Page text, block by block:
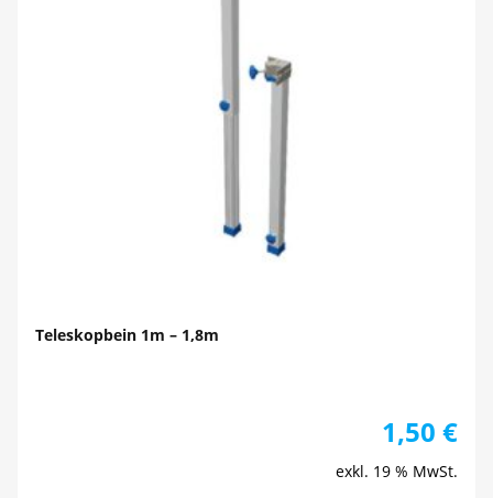
Teleskopbein 1m – 1,8m
1,50 €
exkl. 19 % MwSt.